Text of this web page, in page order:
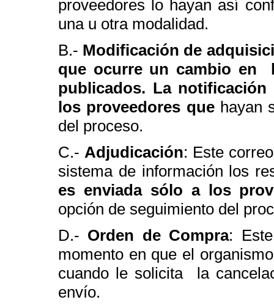
proveedores lo hayan así
una u otra modalidad.
B.- Modificación de
que ocurre un cambio en
publicados. La
los proveedores que hayan
del proceso.
C.- Adjudicación: Este
sistema de información los
es enviada sólo a los
opción de seguimiento del
D.- Orden de Compra:
momento en que el
cuando le solicita la
envío.